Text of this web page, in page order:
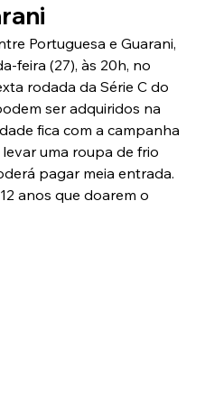
Portuguesa e Guarani,
feira (27), às 20h, no
rodada da Série C do
ser adquiridos na
fica com a campanha
uma roupa de frio
pagar meia entrada.
anos que doarem o